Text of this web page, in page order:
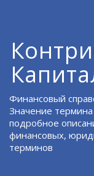
Финансовый
Значение
подробное
финансовых,
терминов